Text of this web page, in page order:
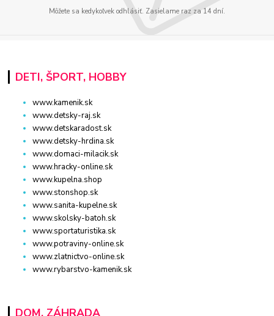
Môžete sa kedykoľvek odhlásiť. Zasielame raz za 14 dní.
DETI, ŠPORT, HOBBY
www.kamenik.sk
www.detsky-raj.sk
www.detskaradost.sk
www.detsky-hrdina.sk
www.domaci-milacik.sk
www.hracky-online.sk
www.kupelna.shop
www.stonshop.sk
www.sanita-kupelne.sk
www.skolsky-batoh.sk
www.sportaturistika.sk
www.potraviny-online.sk
www.zlatnictvo-online.sk
www.rybarstvo-kamenik.sk